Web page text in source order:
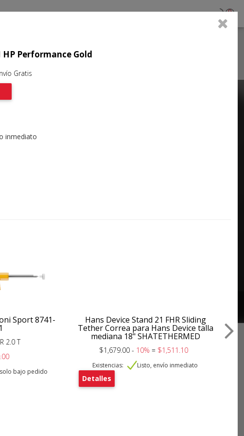
0
Performance Gold
Gratis
inmediato
Sport 8741-
2.0 T
bajo pedido
Hans Device Stand 21 FHR Sliding
Tether Correa para Hans Device talla
mediana 18" SHATETHERMED
$1,679.00 - 10% = $1,511.10
Existencias: Listo, envío inmediato
Detalles